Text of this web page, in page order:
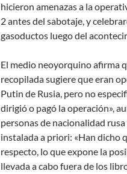
hicieron amenazas a la
2 antes del sabotaje, y
gasoductos luego del
El medio neoyorquino afirma
recopilada sugiere que eran
Putin de Rusia, pero no
dirigió o pagó la operación»,
personas de nacionalidad
instalada a priori: «Han dicho
respecto, lo que expone la
llevada a cabo fuera de los